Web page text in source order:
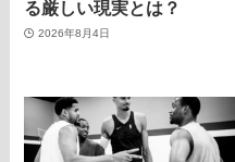
る厳しい現実とは？
2026年8月4日